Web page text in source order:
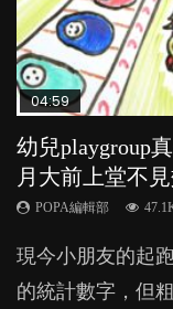
04:59
幼兒playgroup
月大前上堂不
POPA編輯部
現今小朋友的起
的統計數字，但
03:39
幼稚園遊戲課
與懲罰？
POPA編輯部
由美國學者所創
戲方式學習，學
03:02
老公患產後憂
POPA編輯部
鬱，影響日常生
朋友的念頭。但
04:06
全職好？在職
力與價值
POPA編輯部
許多媽媽心底可
是在職好。雖說
03:41
BB口腔期乜都
POPA編輯部
成吮手指的習慣
他們放東西入口